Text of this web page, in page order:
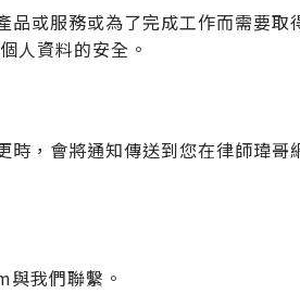
或服務或為了完成工作而需要取
人資料的安全。
，會將通知傳送到您在律師瑋哥
與我們聯繫。